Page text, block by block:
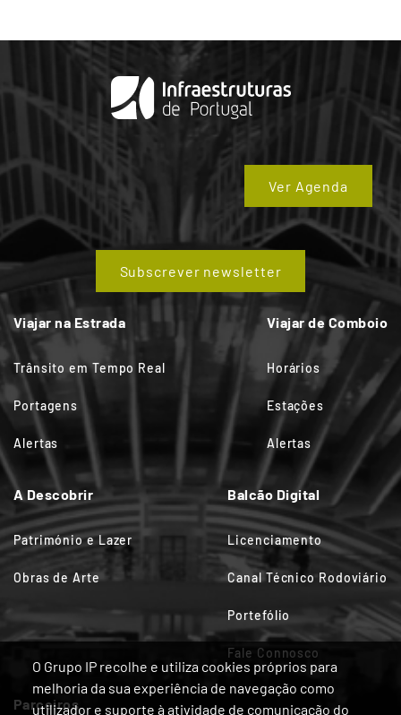
O Grupo IP recolhe e utiliza cookies próprios para
melhoria da sua experiência de navegação como
utilizador e suporte à atividade de comunicação do
Ver Agenda
Subscrever newsletter
Viajar na Estrada
Trânsito em Tempo Real
Portagens
Alertas
Viajar de Comboio
Horários
Estações
Alertas
A Descobrir
Património e Lazer
Obras de Arte
Balcão Digital
Licenciamento
Canal Técnico Rodoviário
Portefólio
Fale Connosco
Parceiros